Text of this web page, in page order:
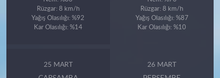
Rüzgar: 8 km/h
Yağış Olasılığı: %92
Kar Olasılığı: %14
Rüzgar: 8 km/h
Yağış Olasılığı: %87
Kar Olasılığı: %10
25 MART 26 MART